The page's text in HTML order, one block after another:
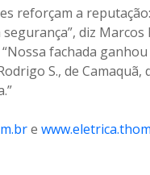
reforçam a
diz
fachada
S., de
e